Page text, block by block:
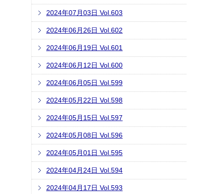
2024年07月03日 Vol.603
2024年06月26日 Vol.602
2024年06月19日 Vol.601
2024年06月12日 Vol.600
2024年06月05日 Vol.599
2024年05月22日 Vol.598
2024年05月15日 Vol.597
2024年05月08日 Vol.596
2024年05月01日 Vol.595
2024年04月24日 Vol.594
2024年04月17日 Vol.593